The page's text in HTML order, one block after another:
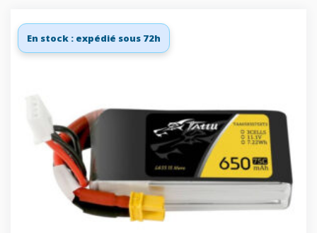
En stock : expédié sous 72h